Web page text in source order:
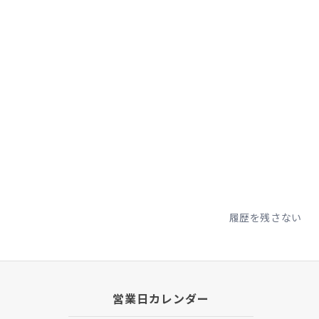
履歴を残さない
営業日カレンダー